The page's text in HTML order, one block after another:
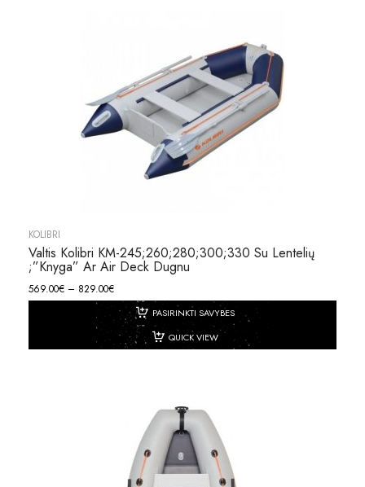
KOLIBRI
Valtis Kolibri KM-245;260;280;300;330 Su Lentelių
;”knyga” Ar Air Deck Dugnu
569.00€ – 829.00€
PASIRINKTI SAVYBES
QUICK VIEW